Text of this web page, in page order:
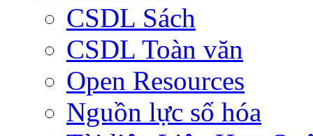
CSDL Sách
CSDL Toàn văn
Open Resources
Nguồn lực số hóa